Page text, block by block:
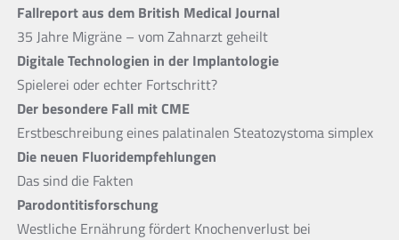
Fallreport aus dem British Medical Journal
35 Jahre Migräne – vom Zahnarzt geheilt
Digitale Technologien in der Implantologie
Spielerei oder echter Fortschritt?
Der besondere Fall mit CME
Erstbeschreibung eines palatinalen Steatozystoma simplex
Die neuen Fluoridempfehlungen
Das sind die Fakten
Parodontitisforschung
Westliche Ernährung fördert Knochenverlust bei